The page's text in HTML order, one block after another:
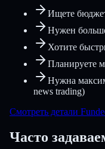
Ищете
Нужен
Хотите
Планируете
Нужна
news trading)
Смотреть детали
Часто